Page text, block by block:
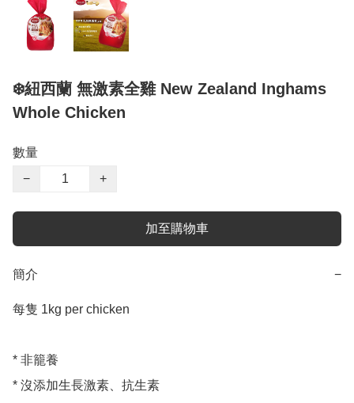
❄️紐西蘭 無激素全雞 New Zealand Inghams
Whole Chicken
數量
−
+
加至購物車
簡介 −
每隻 1kg per chicken
* 非籠養
* 沒添加生長激素、抗生素